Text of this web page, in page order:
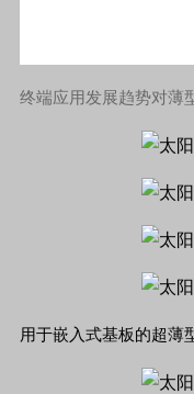
终端应用发展趋势对薄
用于嵌入式基板的超薄